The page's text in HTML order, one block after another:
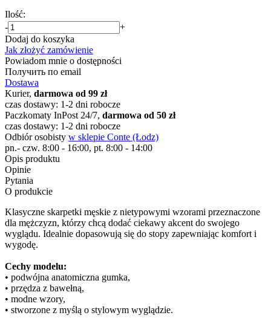
Ilość:
-
+
Dodaj do koszyka
Jak złożyć zamówienie
Powiadom mnie o dostępności
Получить по email
Dostawa
Kurier, darmowa od 99 zł
czas dostawy: 1-2 dni robocze
Paczkomaty InPost 24/7, darmowa od 50 zł
czas dostawy: 1-2 dni robocze
Odbiór osobisty w sklepie Conte (Łodz)
pn.- czw. 8:00 - 16:00, pt. 8:00 - 14:00
Opis produktu
Opinie
Pytania
O produkcie
Klasyczne skarpetki męskie z nietypowymi wzorami przeznaczone
dla mężczyzn, którzy chcą dodać ciekawy akcent do swojego
wyglądu. Idealnie dopasowują się do stopy zapewniając komfort i
wygodę.
Cechy modelu:
• podwójna anatomiczna gumka,
• przędza z bawełną,
• modne wzory,
• stworzone z myślą o stylowym wyglądzie.